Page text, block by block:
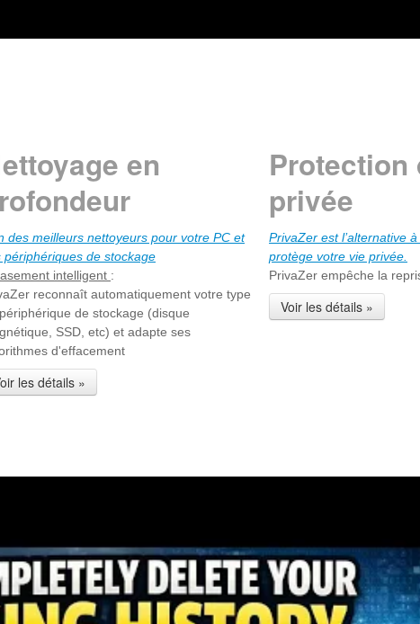
en
des meilleurs nettoyeurs pour votre PC et
périphériques de stockage
intelligent :
reconnaît automatiquement votre type
de stockage (disque
SSD, etc) et adapte ses
d'effacement
les détails »
Protection
privée
PrivaZer est l’alternative
protège votre vie privée.
PrivaZer empêche la
Voir les détails »